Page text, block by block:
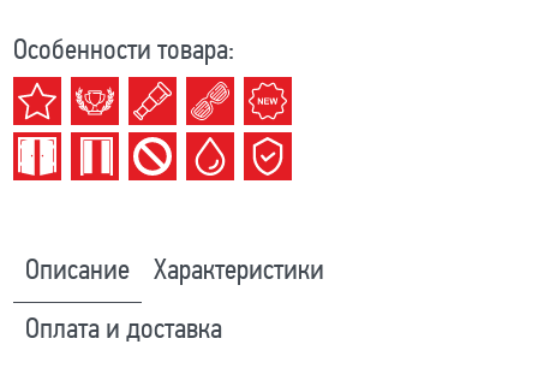
Особенности товара:
Описание Характеристики
Оплата и доставка